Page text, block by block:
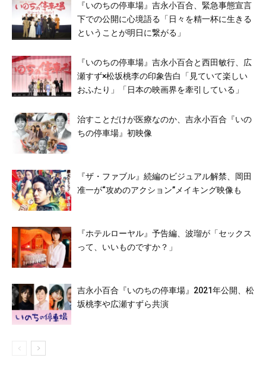
『いのちの停車場』吉永小百合、緊急事態宣言
下での公開に心境語る「日々を精一杯に生きる
ということが明日に繋がる」
『いのちの停車場』吉永小百合と西田敏行、広
瀬すず×松坂桃李の印象告白「見ていて楽しい
おふたり」「日本の映画界を牽引している」
治すことだけが医療なのか、吉永小百合『いの
ちの停車場』初映像
『ザ・ファブル』続編のビジュアル解禁、岡田
准一が“攻めのアクション”メイキング映像も
『ホテルローヤル』予告編、波瑠が「セックス
って、いいものですか？」
吉永小百合『いのちの停車場』2021年公開、松
坂桃李や広瀬すずら共演